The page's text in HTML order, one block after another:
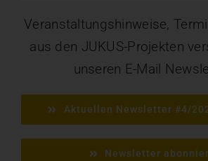
Veranstaltungshinweise,
aus den JUKUS-Projekten
unseren E-Mail
Aktuellen Newsletter #4/
Newsletter